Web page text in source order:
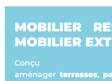
MOBILIER
MOBILIER
aménager terrasses,